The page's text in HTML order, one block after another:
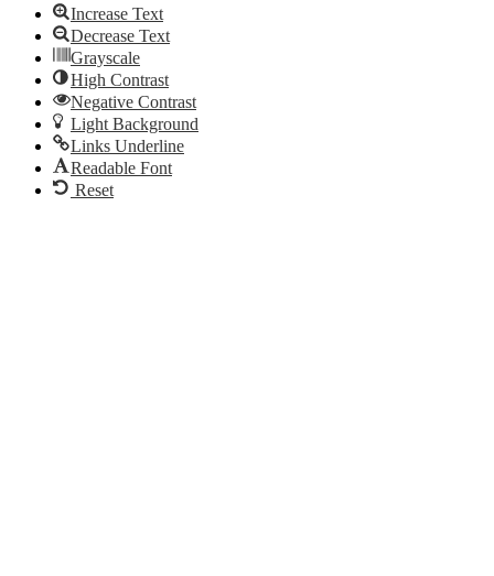
Increase Text
Decrease Text
Grayscale
High Contrast
Negative Contrast
Light Background
Links Underline
Readable Font
Reset